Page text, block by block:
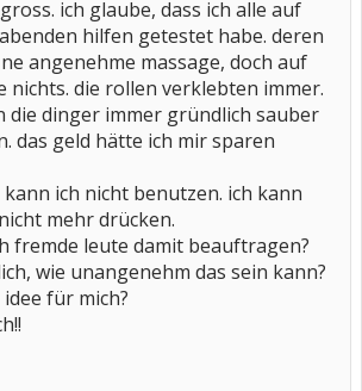
ich glaube, dass ich alle auf
hilfen getestet habe. deren
angenehme massage, doch auf
nichts. die rollen verklebten immer.
die dinger immer gründlich sauber
das geld hätte ich mir sparen
ich nicht benutzen. ich kann
mehr drücken.
fremde leute damit beauftragen?
wie unangenehm das sein kann?
für mich?